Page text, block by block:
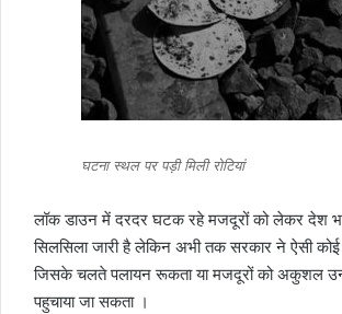
घटना स्थल पर पड़ी मिली रोटियां
लॉक डाउन में दरदर घटक रहे मजदूरों को लेकर देश
सिलसिला जारी है लेकिन अभी तक सरकार ने ऐसी कोई
जिसके चलते पलायन रूकता या मजदूरों को अकुशल
पहुचाया जा सकता ।